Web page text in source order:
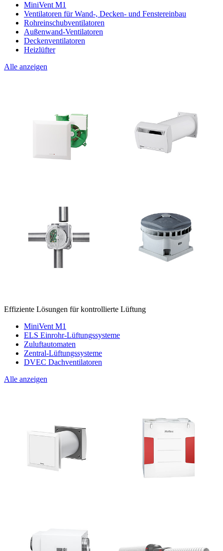
MiniVent M1
Ventilatoren für Wand-, Decken- und Fenstereinbau
Rohreinschubventilatoren
Außenwand-Ventilatoren
Deckenventilatoren
Heizlüfter
Alle anzeigen
Effiziente Lösungen für kontrollierte Lüftung
MiniVent M1
ELS Einrohr-Lüftungssysteme
Zuluftautomaten
Zentral-Lüftungssysteme
DVEC Dachventilatoren
Alle anzeigen